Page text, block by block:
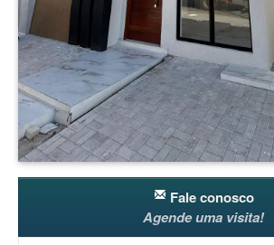
Fale conosco
Agende uma visita!